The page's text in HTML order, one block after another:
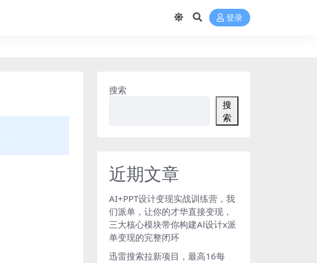
登录
搜索
搜
索
近期文章
AI+PPT设计变现实战训练营，我
们派单，让你的才华直接变现，
三大核心模块带你构建Al设计x派
单变现的完整闭环
迅雷搜索拉新项目，最高16每